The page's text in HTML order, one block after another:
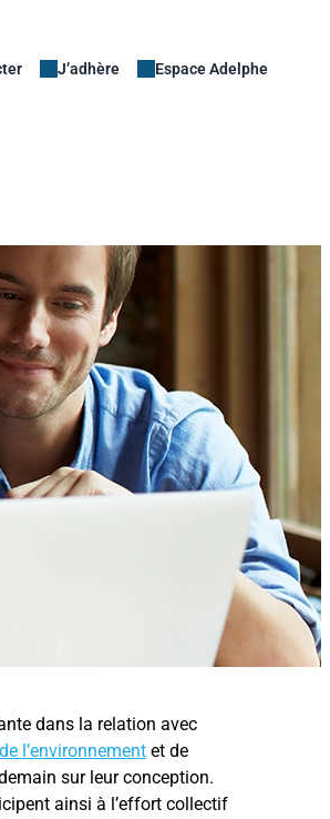
J’adhère Espace Adelphe
dans la relation avec
l’environnementet de
sur leur conception.
ainsi à l’effort collectif